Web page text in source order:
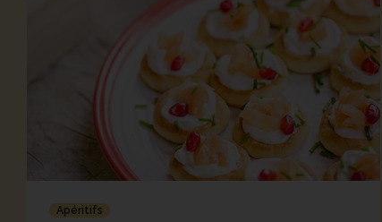
Apéritifs